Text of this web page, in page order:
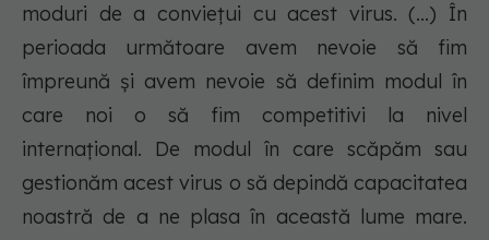
moduri de a convieţui cu acest virus. (...) În
perioada următoare avem nevoie să fim
împreună şi avem nevoie să definim modul în
care noi o să fim competitivi la nivel
internaţional. De modul în care scăpăm sau
gestionăm acest virus o să depindă capacitatea
noastră de a ne plasa în această lume mare.